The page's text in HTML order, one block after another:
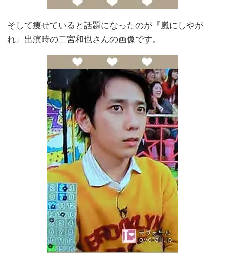
そして痩せていると話題になったのが『嵐にしやが
れ』出演時の二宮和也さんの画像です。